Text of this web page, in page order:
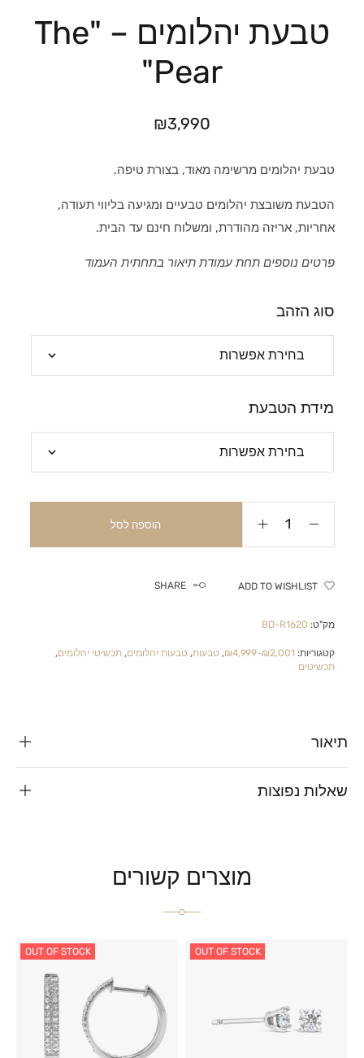
טבעת יהלומים – "The
Pear"
₪3,990
טבעת יהלומים מרשימה מאוד, בצורת טיפה.
הטבעת משובצת יהלומים טבעיים ומגיעה בליווי תעודה,
אחריות, אריזה מהודרת, ומשלוח חינם עד הבית.
פרטים נוספים תחת עמודת תיאור בתחתית העמוד
סוג הזהב
מידת הטבעת
הוספה לסל
ADD TO WISHLIST
SHARE
מק"ט: BD-R1620
קטגוריות:₪2,001-₪4,999
, טבעות, טבעות יהלומים,תכשיטי יהלומים,
תכשיטים
תיאור
שאלות נפוצות
מוצרים קשורים
OUT OF STOCK
OUT OF STOCK